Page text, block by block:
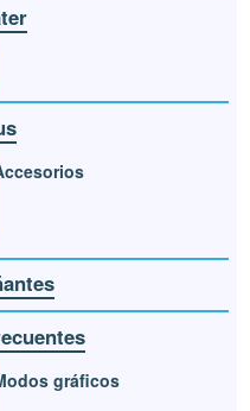
gráficos